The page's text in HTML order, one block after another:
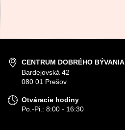
CENTRUM DOBRÉHO BÝVANIA
Bardejovská 42
080 01 Prešov
Otváracie hodiny
Po.-Pi.: 8:00 - 16:30